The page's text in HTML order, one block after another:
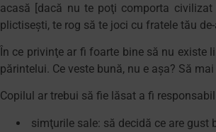
acasă [dacă nu te poţi comporta
plictiseşti, te rog să te joci cu fratele tău
În ce privinţe ar fi foarte bine să nu existe
părintelui. Ce veste bună, nu e aşa? Să
Copilul ar trebui să fie lăsat a fi
simţurile sale: să decidă ce are gust